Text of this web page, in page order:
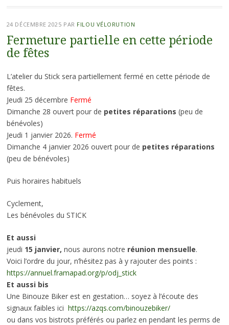
24 DÉCEMBRE 2025 PAR FILOU VÉLORUTION
Fermeture partielle en cette période
de fêtes
L’atelier du Stick sera partiellement fermé en cette période de
fêtes.
Jeudi 25 décembre Fermé
Dimanche 28 ouvert pour de petites réparations (peu de
bénévoles)
Jeudi 1 janvier 2026. Fermé
Dimanche 4 janvier 2026 ouvert pour de petites réparations
(peu de bénévoles)
Puis horaires habituels
Cyclement,
Les bénévoles du STICK
Et aussi
jeudi 15 janvier, nous aurons notre réunion mensuelle.
Voici l’ordre du jour, n’hésitez pas à y rajouter des points :
https://annuel.framapad.org/p/odj_stick
Et aussi bis
Une Binouze Biker est en gestation… soyez à l’écoute des
signaux faibles ici https://azqs.com/binouzebiker/
ou dans vos bistrots préférés ou parlez en pendant les perms de